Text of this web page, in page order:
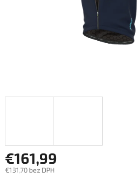
€161,99
€131,70 bez DPH